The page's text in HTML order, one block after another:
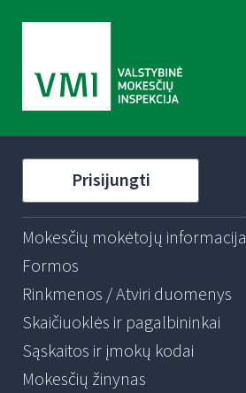
Prisijungti
Mokesčių mokėtojų informacija
Formos
Rinkmenos / Atviri duomenys
Skaičiuoklės ir pagalbininkai
Sąskaitos ir įmokų kodai
Mokesčių žinynas